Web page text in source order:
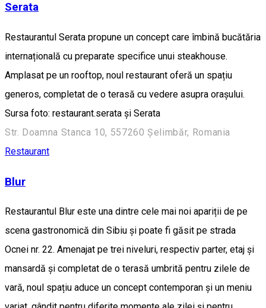
Serata
Restaurantul Serata propune un concept care îmbină bucătăria
internațională cu preparate specifice unui steakhouse.
Amplasat pe un rooftop, noul restaurant oferă un spațiu
generos, completat de o terasă cu vedere asupra orașului.
Sursa foto: restaurant.serata și Serata
Str. Doamna Stanca 10, 557260 Șelimbăr, Romania
Restaurant
Blur
Restaurantul Blur este una dintre cele mai noi apariții de pe
scena gastronomică din Sibiu și poate fi găsit pe strada
Ocnei nr. 22. Amenajat pe trei niveluri, respectiv parter, etaj și
mansardă și completat de o terasă umbrită pentru zilele de
vară, noul spațiu aduce un concept contemporan și un meniu